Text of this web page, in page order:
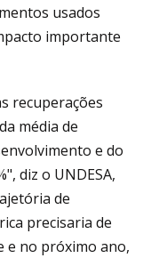
usados
importante
recuperações
média de
e do
diz o UNDESA,
de
precisaria de
e no próximo ano,